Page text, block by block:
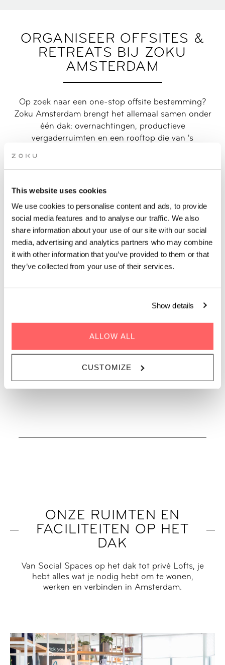
This website uses cookies
We use cookies to personalise content and ads, to provide
social media features and to analyse our traffic. We also
share information about your use of our site with our social
media, advertising and analytics partners who may combine
it with other information that you’ve provided to them or that
they’ve collected from your use of their services.
Show details
ALLOW ALL
CUSTOMIZE
ORGANISEER OFFSITES &
RETREATS BIJ ZOKU
AMSTERDAM
Op zoek naar een one-stop offsite bestemming?
Zoku Amsterdam brengt het allemaal samen onder
één dak: overnachtingen, productieve
vergaderruimten en een rooftop die van 's
Prijzen vanaf €259 per persoon per dag
OFFSITE AANVRAGEN
WE HEBBEN EEN
ONTVANGEN
ONZE RUIMTEN EN
FACILITEITEN OP HET
DAK
Van Social Spaces op het dak tot privé Lofts, je
hebt alles wat je nodig hebt om te wonen,
werken en verbinden in Amsterdam.